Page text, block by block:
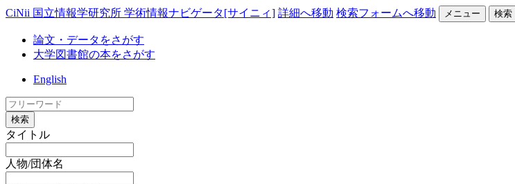
CiNii 国立情報学研究所 学術情報ナビゲータ[サイニィ] 詳細へ移動 検索フォームへ移動 メニュー 検索
論文・データをさがす
大学図書館の本をさがす
English
検索
タイトル
人物/団体名